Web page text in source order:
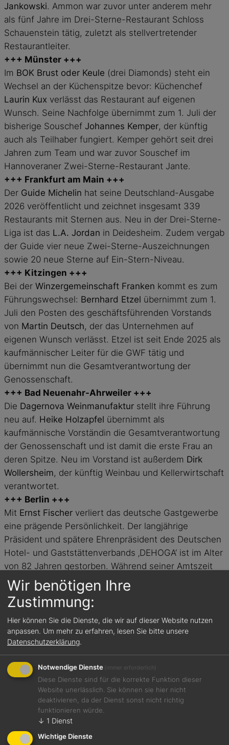
Jankowski. Ammon war zuvor unter anderem mehr
als fünf Jahre im Drei-Sterne-Restaurant Schloss
Schauenstein tätig, zuletzt als stellvertretender
Restaurantleiter.
+++ Münster +++
Im BOK Brust oder Keule (drei Diamonds) steht ein
Wechsel an der Küchenspitze bevor: Küchenchef
Laurin Kux verlässt das Restaurant auf eigenen
Wunsch. Seine Nachfolge übernimmt zum 1. Juli der
bisherige Souschef Johannes Kemper, der künftig
auch als Teilhaber fungiert. Kemper gehört seit drei
Jahren zum Team und war zuvor Souschef im
Hannoveraner Zwei-Sterne-Restaurant Jante.
+++ Frankfurt am Main +++
Der Guide Michelin hat seine Deutschland-Ausgabe
2026 veröffentlicht und zeichnet insgesamt 339
Restaurants mit Sternen aus. Neu in der Drei-Sterne-
Liga ist das L.A. Jordan in Deidesheim. Zudem vergab
der Guide vier neue Zwei-Sterne-Auszeichnungen
sowie 20 neue Sterne auf Ein-Stern-Niveau.
+++ Kitzingen +++
Bei der Winzergemeinschaft Franken kommt es zum
Führungswechsel: Bernhard Etzel übernimmt zum 1.
Juli den Posten des geschäftsführenden Vorstands
von Martin Deutsch, der das Unternehmen auf
eigenen Wunsch verlässt. Etzel ist seit Ende 2025 als
kaufmännischer Leiter für die GWF tätig und
übernimmt nun die Gesamtverantwortung der
Genossenschaft.
+++ Bad Neuenahr-Ahrweiler +++
Die Dagernova Weinmanufaktur stellt ihre Führung
neu auf. Heike Holzapfel übernimmt als
kaufmännische Vorständin die Gesamtverantwortung
der Genossenschaft und ist damit die erste Frau an
deren Spitze. Neu im Vorstand ist außerdem Dirk
Wollersheim, der künftig Weinbau und Kellerwirtschaft
verantwortet.
+++ Berlin +++
Mit Ernst Fischer verliert das deutsche Gastgewerbe
eine prägende Persönlichkeit. Der langjährige
Präsident und spätere Ehrenpräsident des Deutschen
Hotel- und Gaststättenverbands ‚DEHOGA‘ ist im Alter
von 82 Jahren gestorben. Während seiner Amtszeit
von 2001 bis 2016 setzte er sich maßgeblich für die
Interessen von Hotellerie und Gastronomie ein und
prägte wichtige politische Weichenstellungen für die
Branche.
Das könnte Sie auch
interessieren:
Wir benötigen Ihre
Zustimmung:
Hier können Sie die Dienste, die wir auf dieser Website nutzen
anpassen. Um mehr zu erfahren, lesen Sie bitte unsere
Datenschutzerklärung.
Notwendige Dienste (immer erforderlich)
Diese Dienste sind für die korrekte Funktion dieser
Website unerlässlich. Sie können sie hier nicht
deaktivieren, da der Dienst sonst nicht richtig
funktionieren würde.
↓ 1 Dienst
Wichtige Dienste